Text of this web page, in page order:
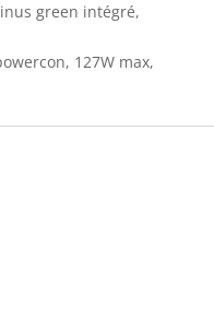
green intégré,
127W max,